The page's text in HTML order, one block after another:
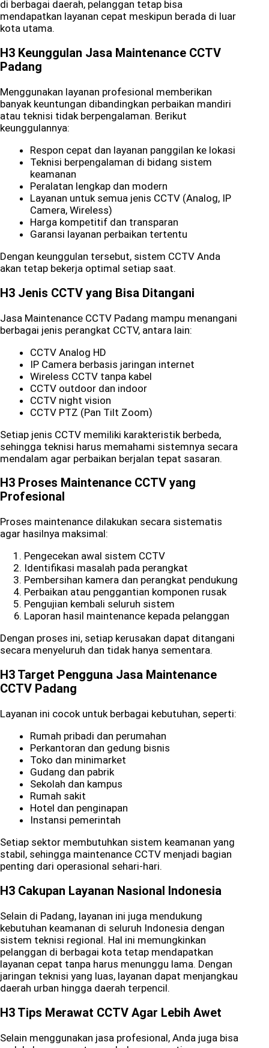
di berbagai daerah, pelanggan tetap bisa
mendapatkan layanan cepat meskipun berada di luar
kota utama.
H3 Keunggulan Jasa Maintenance CCTV
Padang
Menggunakan layanan profesional memberikan
banyak keuntungan dibandingkan perbaikan mandiri
atau teknisi tidak berpengalaman. Berikut
keunggulannya:
Respon cepat dan layanan panggilan ke lokasi
Teknisi berpengalaman di bidang sistem
keamanan
Peralatan lengkap dan modern
Layanan untuk semua jenis CCTV (Analog, IP
Camera, Wireless)
Harga kompetitif dan transparan
Garansi layanan perbaikan tertentu
Dengan keunggulan tersebut, sistem CCTV Anda
akan tetap bekerja optimal setiap saat.
H3 Jenis CCTV yang Bisa Ditangani
Jasa Maintenance CCTV Padang mampu menangani
berbagai jenis perangkat CCTV, antara lain:
CCTV Analog HD
IP Camera berbasis jaringan internet
Wireless CCTV tanpa kabel
CCTV outdoor dan indoor
CCTV night vision
CCTV PTZ (Pan Tilt Zoom)
Setiap jenis CCTV memiliki karakteristik berbeda,
sehingga teknisi harus memahami sistemnya secara
mendalam agar perbaikan berjalan tepat sasaran.
H3 Proses Maintenance CCTV yang
Profesional
Proses maintenance dilakukan secara sistematis
agar hasilnya maksimal:
Pengecekan awal sistem CCTV
Identifikasi masalah pada perangkat
Pembersihan kamera dan perangkat pendukung
Perbaikan atau penggantian komponen rusak
Pengujian kembali seluruh sistem
Laporan hasil maintenance kepada pelanggan
Dengan proses ini, setiap kerusakan dapat ditangani
secara menyeluruh dan tidak hanya sementara.
H3 Target Pengguna Jasa Maintenance
CCTV Padang
Layanan ini cocok untuk berbagai kebutuhan, seperti:
Rumah pribadi dan perumahan
Perkantoran dan gedung bisnis
Toko dan minimarket
Gudang dan pabrik
Sekolah dan kampus
Rumah sakit
Hotel dan penginapan
Instansi pemerintah
Setiap sektor membutuhkan sistem keamanan yang
stabil, sehingga maintenance CCTV menjadi bagian
penting dari operasional sehari-hari.
H3 Cakupan Layanan Nasional Indonesia
Selain di Padang, layanan ini juga mendukung
kebutuhan keamanan di seluruh Indonesia dengan
sistem teknisi regional. Hal ini memungkinkan
pelanggan di berbagai kota tetap mendapatkan
layanan cepat tanpa harus menunggu lama. Dengan
jaringan teknisi yang luas, layanan dapat menjangkau
daerah urban hingga daerah terpencil.
H3 Tips Merawat CCTV Agar Lebih Awet
Selain menggunakan jasa profesional, Anda juga bisa